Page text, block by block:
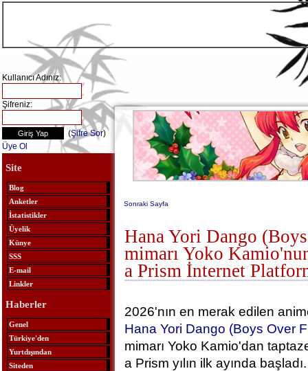
Kullanıcı Adınız:
Şifreniz:
(Şifre Sor)
Üye Ol
Site
Blog
Anketler
İstatistikler
Üyelik
Künye
SSS
E-mail
Linkler
Haberler
Genel
Türkiye'den
Yurtdışından
Siteden
Sonraki Sayfa
Hana Yori Dango
mimarı Yoko
a Prism İnternet
2026'nın en merak edilen
Hana Yori Dango (Boys Over
mimarı Yoko Kamio'dan
a Prism yılın ilk ayında